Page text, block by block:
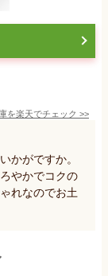
を楽天でチェック >>
かがですか。
やかでコクの
れなのでお土